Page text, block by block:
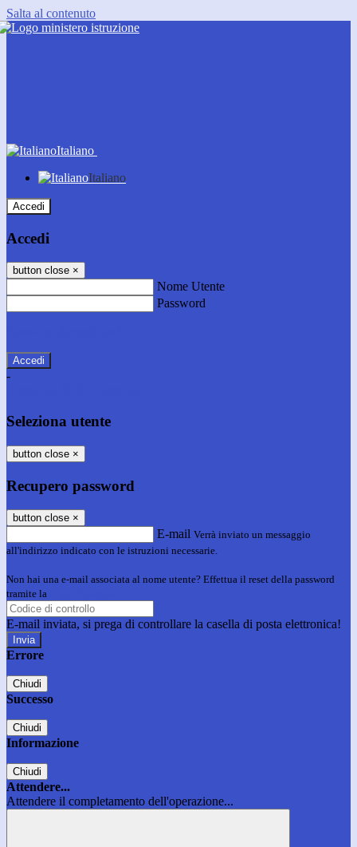
Salta al contenuto
Italiano
Italiano
Accedi
Accedi
button close ×
Nome Utente
Password
-
Seleziona utente
button close ×
Recupero password
button close ×
E-mail Verrà inviato un messaggio
all'indirizzo indicato con le istruzioni necessarie.
Non hai una e-mail associata al nome utente? Effettua il reset della password
tramite la
E-mail inviata, si prega di controllare la casella di posta elettronica!
Errore
Chiudi
Successo
Chiudi
Informazione
Chiudi
Attendere...
Attendere il completamento dell'operazione...